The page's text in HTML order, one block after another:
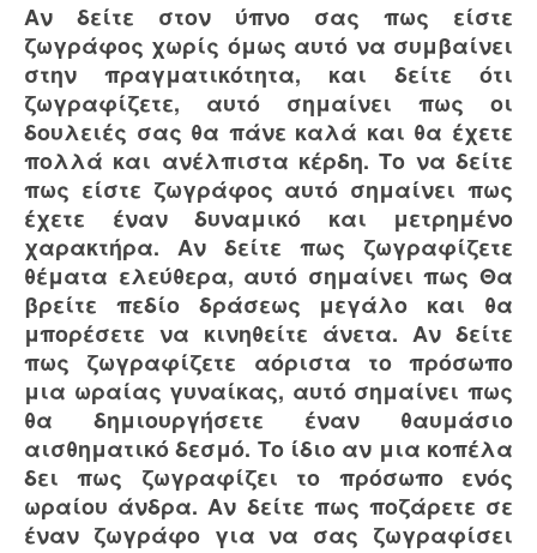
Αν δείτε στον ύπνο σας πως είστε
ζωγράφος χωρίς όμως αυτό να συμβαίνει
στην πραγματικότητα, και δείτε ότι
ζωγραφίζετε, αυτό σημαίνει πως οι
δουλειές σας θα πάνε καλά και θα έχετε
πολλά και ανέλπιστα κέρδη. Το να δείτε
πως είστε ζωγράφος αυτό σημαίνει πως
έχετε έναν δυναμικό και μετρημένο
χαρακτήρα. Αν δείτε πως ζωγραφίζετε
θέματα ελεύθερα, αυτό σημαίνει πως Θα
βρείτε πεδίο δράσεως μεγάλο και θα
μπορέσετε να κινηθείτε άνετα. Αν δείτε
πως ζωγραφίζετε αόριστα το πρόσωπο
μια ωραίας γυναίκας, αυτό σημαίνει πως
θα δημιουργήσετε έναν θαυμάσιο
αισθηματικό δεσμό. Το ίδιο αν μια κοπέλα
δει πως ζωγραφίζει το πρόσωπο ενός
ωραίου άνδρα. Αν δείτε πως ποζάρετε σε
έναν ζωγράφο για να σας ζωγραφίσει